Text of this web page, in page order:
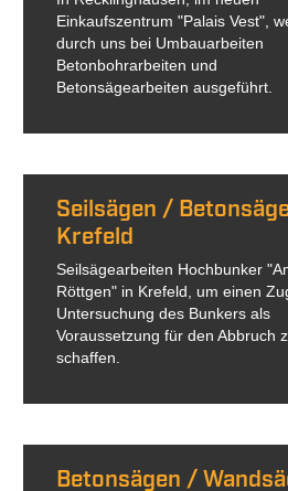
Einkaufszentrum "Palais Vest",
durch uns bei Umbauarbeiten
Betonbohrarbeiten und
Betonsägearbeiten ausgeführt.
Seilsägen /
Krefeld
Seilsägearbeiten Hochbunker
Röttgen" in Krefeld, um einen
Untersuchung des Bunkers als
Voraussetzung für den Abbruch
schaffen.
Betonsägen /